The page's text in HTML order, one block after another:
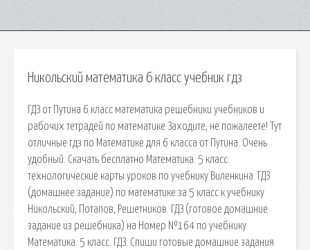
Никольский математика 6 класс учебник гдз
ГДЗ от Путина 6 класс математика решебники учебников и
рабочих тетрадей по математике Заходите, не пожалеете! Тут
отличные гдз по Математике для 6 класса от Путина. Очень
удобный. Скачать бесплатно Математика. 5 класс:
технологические карты уроков по учебнику Виленкина. ГДЗ
(домашнее задание) по математике за 5 класс к учебнику
Никольский, Потапов, Решетников. ГДЗ (готовое домашние
задание из решебника) на Номер №164 по учебнику
Математика. 5 класс. ГДЗ: Спиши готовые домашние задания